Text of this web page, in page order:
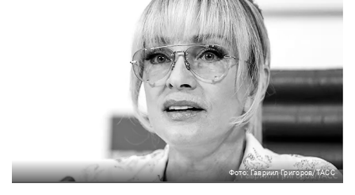
Фото: Гавриил Григоров/ТАСС